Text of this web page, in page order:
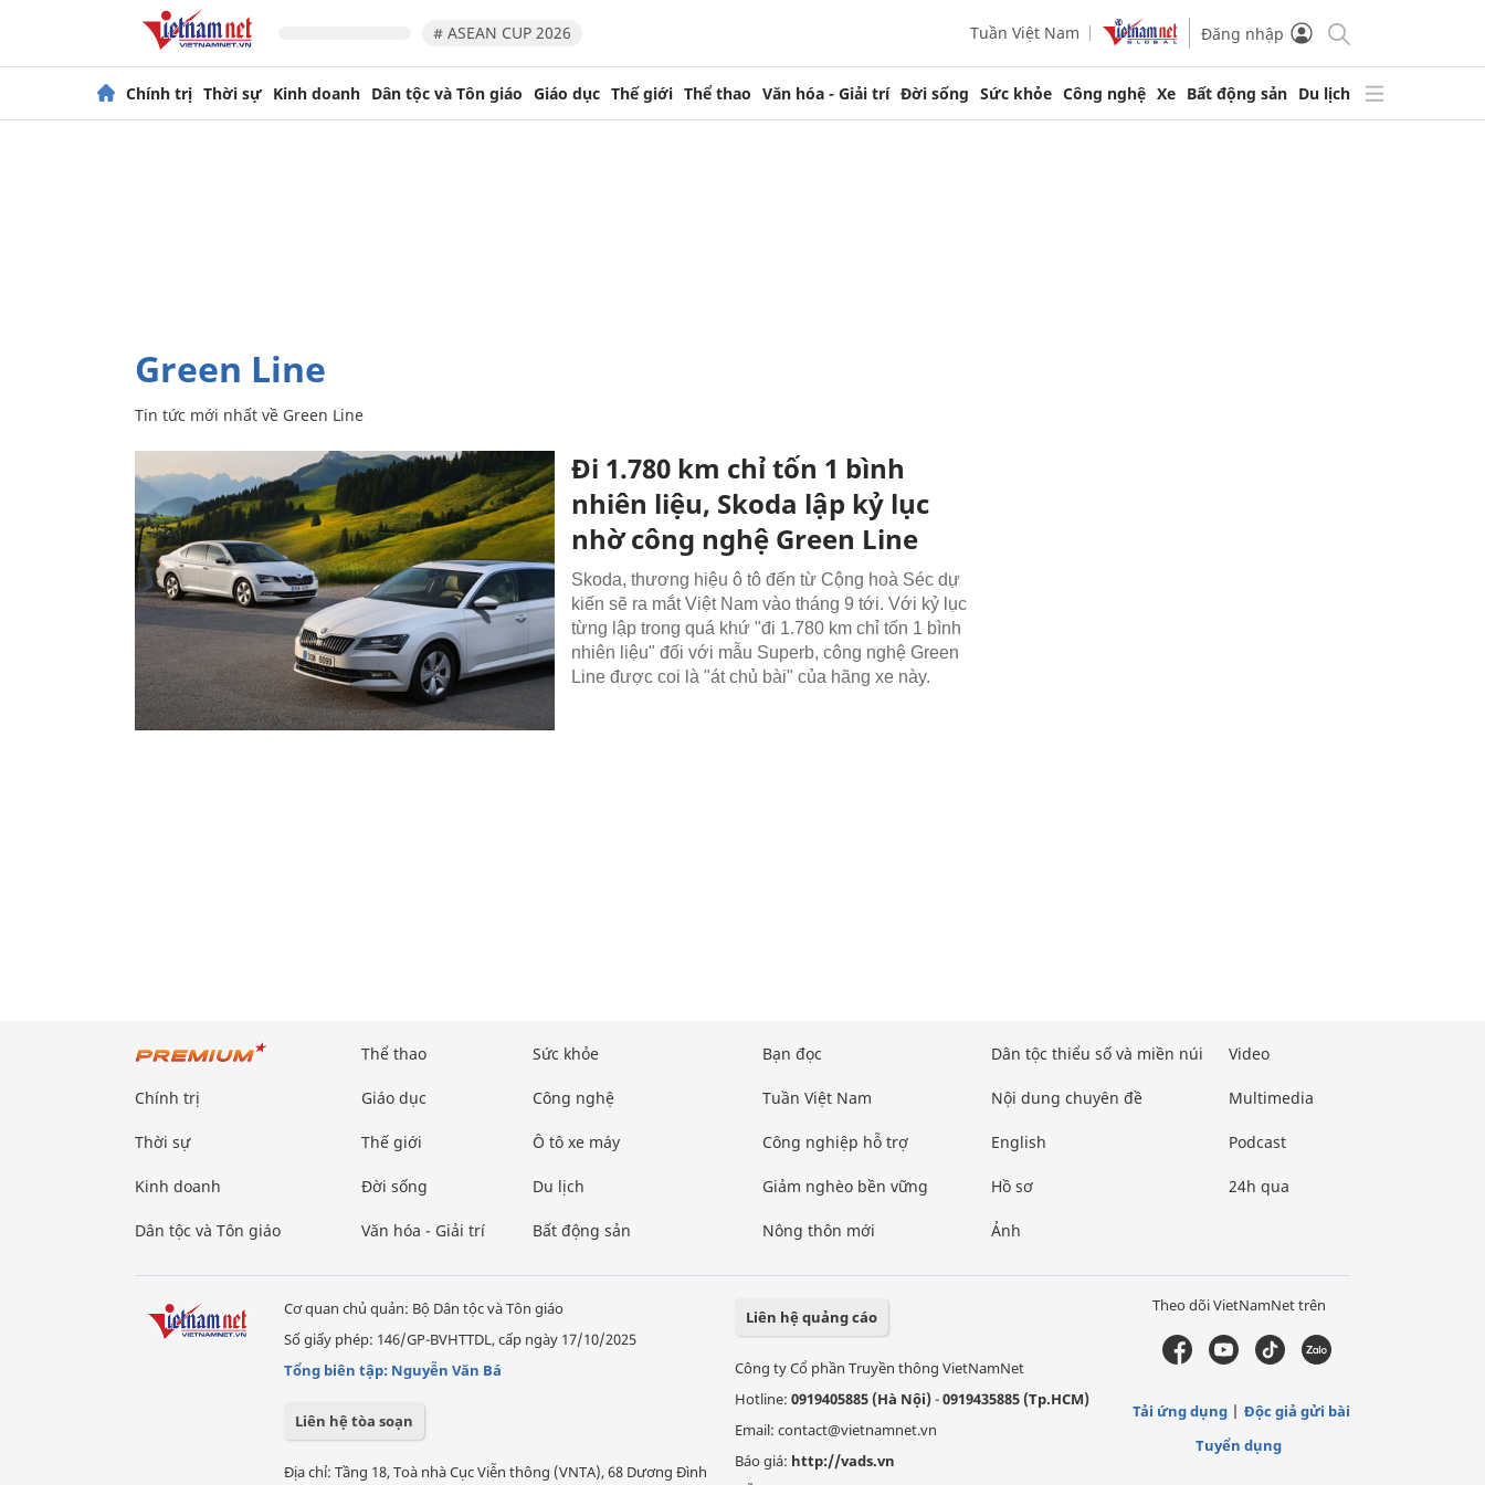
# ASEAN CUP 2026 Tuần Việt Nam Đăng nhập
Chính trị Thời sự Kinh doanh Dân tộc và Tôn giáo Giáo dục Thế giới Thể thao Văn hóa - Giải trí Đời sống Sức khỏe Công nghệ Xe Bất động sản Du lịch
Green Line
Tin tức mới nhất về Green Line
Đi 1.780 km chỉ tốn 1 bình
nhiên liệu, Skoda lập kỷ lục
nhờ công nghệ Green Line
Skoda, thương hiệu ô tô đến từ Cộng hoà Séc dự
kiến sẽ ra mắt Việt Nam vào tháng 9 tới. Với kỷ lục
từng lập trong quá khứ "đi 1.780 km chỉ tốn 1 bình
nhiên liệu" đối với mẫu Superb, công nghệ Green
Line được coi là "át chủ bài" của hãng xe này.
Chính trị
Thời sự
Kinh doanh
Dân tộc và Tôn giáo
Thể thao
Giáo dục
Thế giới
Đời sống
Văn hóa - Giải trí
Sức khỏe
Công nghệ
Ô tô xe máy
Du lịch
Bất động sản
Bạn đọc
Tuần Việt Nam
Công nghiệp hỗ trợ
Giảm nghèo bền vững
Nông thôn mới
Dân tộc thiểu số và miền núi
Nội dung chuyên đề
English
Hồ sơ
Ảnh
Video
Multimedia
Podcast
24h qua
Cơ quan chủ quản: Bộ Dân tộc và Tôn giáo
Số giấy phép: 146/GP-BVHTTDL, cấp ngày 17/10/2025
Tổng biên tập: Nguyễn Văn Bá
Liên hệ tòa soạn
Địa chỉ: Tầng 18, Toà nhà Cục Viễn thông (VNTA), 68 Dương Đình
Liên hệ quảng cáo
Công ty Cổ phần Truyền thông VietNamNet
Hotline: 0919405885 (Hà Nội)-0919435885 (Tp.HCM)
Email: contact@vietnamnet.vn
Báo giá: http://vads.vn
Theo dõi VietNamNet trên
Tải ứng dụng
Độc giả gửi bài
Tuyển dụng